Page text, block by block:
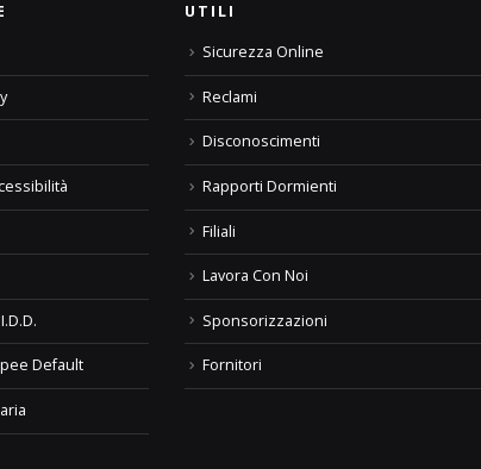
Default
UTILI
Sicurezza Online
Reclami
Disconoscimenti
Rapporti Dormienti
Filiali
Lavora Con Noi
Sponsorizzazioni
Fornitori